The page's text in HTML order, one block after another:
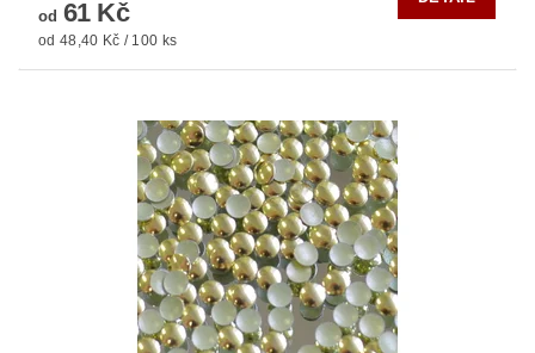
od 61 Kč
od 48,40 Kč / 100 ks